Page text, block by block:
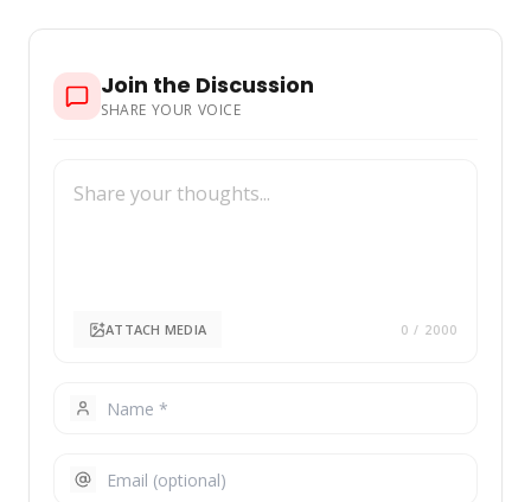
Join the Discussion
SHARE YOUR VOICE
ATTACH MEDIA 0 / 2000